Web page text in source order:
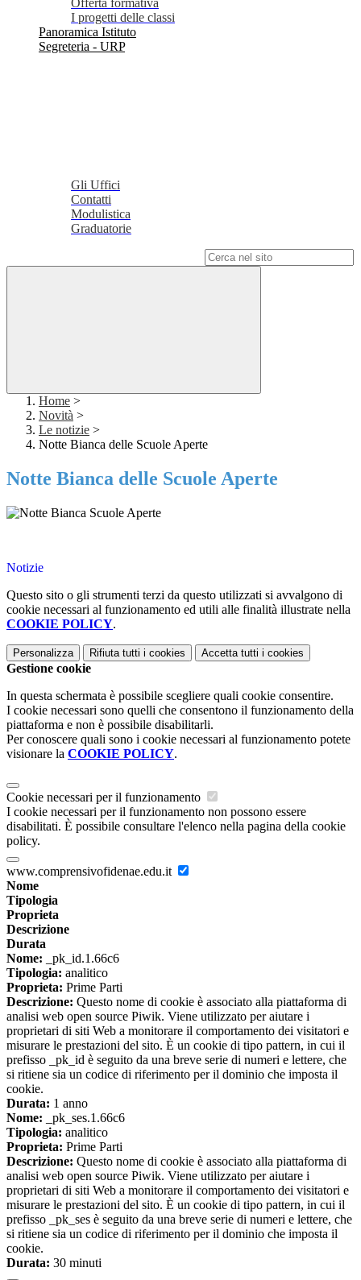
Offerta formativa
I progetti delle classi
Panoramica Istituto
Segreteria - URP
Gli Uffici
Contatti
Modulistica
Graduatorie
Home >
Novità >
Le notizie >
Notte Bianca delle Scuole Aperte
Notte Bianca delle Scuole Aperte
Notizie
Questo sito o gli strumenti terzi da questo utilizzati si avvalgono di
cookie necessari al funzionamento ed utili alle finalità illustrate nella
COOKIE POLICY.
Personalizza Rifiuta tutti i cookies Accetta tutti i cookies
Gestione cookie
In questa schermata è possibile scegliere quali cookie consentire.
I cookie necessari sono quelli che consentono il funzionamento della
piattaforma e non è possibile disabilitarli.
Per conoscere quali sono i cookie necessari al funzionamento potete
visionare la COOKIE POLICY.
Cookie necessari per il funzionamento
I cookie necessari per il funzionamento non possono essere
disabilitati. È possibile consultare l'elenco nella pagina della cookie
policy.
www.comprensivofidenae.edu.it
Nome
Tipologia
Proprieta
Descrizione
Durata
Nome: _pk_id.1.66c6
Tipologia: analitico
Proprieta: Prime Parti
Descrizione: Questo nome di cookie è associato alla piattaforma di
analisi web open source Piwik. Viene utilizzato per aiutare i
proprietari di siti Web a monitorare il comportamento dei visitatori e
misurare le prestazioni del sito. È un cookie di tipo pattern, in cui il
prefisso _pk_id è seguito da una breve serie di numeri e lettere, che
si ritiene sia un codice di riferimento per il dominio che imposta il
cookie.
Durata: 1 anno
Nome: _pk_ses.1.66c6
Tipologia: analitico
Proprieta: Prime Parti
Descrizione: Questo nome di cookie è associato alla piattaforma di
analisi web open source Piwik. Viene utilizzato per aiutare i
proprietari di siti Web a monitorare il comportamento dei visitatori e
misurare le prestazioni del sito. È un cookie di tipo pattern, in cui il
prefisso _pk_ses è seguito da una breve serie di numeri e lettere, che
si ritiene sia un codice di riferimento per il dominio che imposta il
cookie.
Durata: 30 minuti